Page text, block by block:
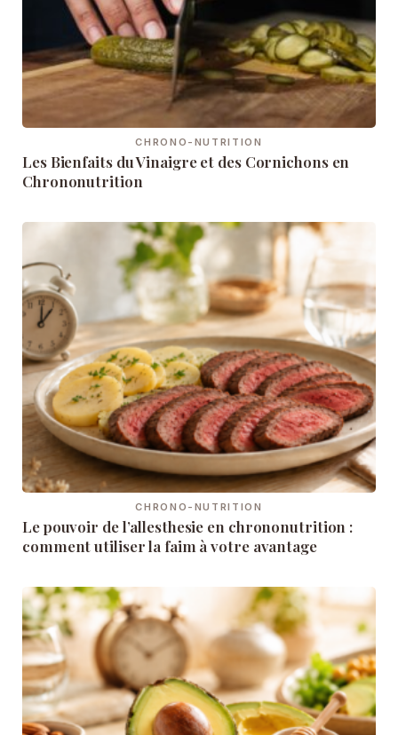
CHRONO-NUTRITION
Les Bienfaits du Vinaigre et des Cornichons en
Chrononutrition
CHRONO-NUTRITION
Le pouvoir de l’allesthesie en chrononutrition :
comment utiliser la faim à votre avantage